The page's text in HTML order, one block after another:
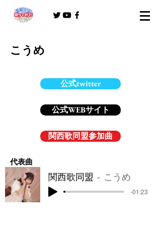
こうめ
​代表曲
関西歌同盟参加曲
公式twitter
公式WEBサイト
関西歌同盟 こうめ
-01:23